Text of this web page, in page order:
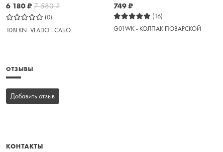
6 180 ₽ 7 580₽
(0)
10BLKN- VLADO - САБО
749 ₽
(16)
G01WK - КОЛПАК ПОВАРСКОЙ
ОТЗЫВЫ
Добавить отзыв
КОНТАКТЫ